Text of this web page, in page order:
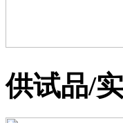
供试品/